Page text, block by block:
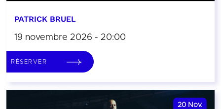
PATRICK BRUEL
19 novembre 2026 - 20:00
RÉSERVER
20 Nov.